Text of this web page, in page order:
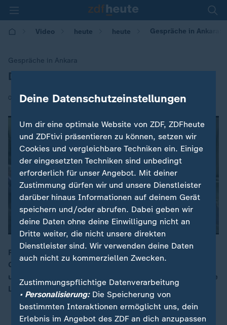
Video heute heute Gespräche in Ankara:
Gespräche in Ankara
:Dreiergipfel zu Syrien-Krieg
04.04.2018 | 15:53
Russland, Türkei und Iran sprechen bei einem
Gipfeltreffen in Ankara über die Zukunft Syriens. Trotz
unterschiedlicher Positionen strebe man eine politische
Lösung an.
Deine Datenschutzeinstellungen
Um dir eine optimale Website von ZDF, ZDFheute
und ZDFtivi präsentieren zu können, setzen wir
Cookies und vergleichbare Techniken ein. Einige
der eingesetzten Techniken sind unbedingt
erforderlich für unser Angebot. Mit deiner
Zustimmung dürfen wir und unsere Dienstleister
darüber hinaus Informationen auf deinem Gerät
speichern und/oder abrufen. Dabei geben wir
deine Daten ohne deine Einwilligung nicht an
Dritte weiter, die nicht unsere direkten
Dienstleister sind. Wir verwenden deine Daten
auch nicht zu kommerziellen Zwecken.
Zustimmungspflichtige Datenverarbeitung
• Personalisierung:Die Speicherung von
bestimmten Interaktionen ermöglicht uns, dein
Erlebnis im Angebot des ZDF an dich anzupassen